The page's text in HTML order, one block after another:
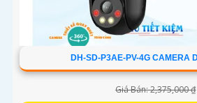
DH-SD-P3AE-PV-4G CAMERA
Giá Bán: 2,375,000 ₫